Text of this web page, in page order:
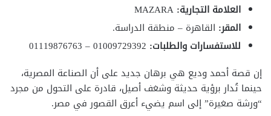
العلامة التجارية:
المقر: القاهرة – منطقة الدراسة.
للاستفسارات والطلبات:
إن قصة أحمد وديع هي برهان جديد على أن الصناعة المصرية،
حينما تُدار برؤية حديثة وشغف أصيل، قادرة على التحول من مجرد
“ورشة صغيرة” إلى اسم يضيء أعرق القصور في مصر.